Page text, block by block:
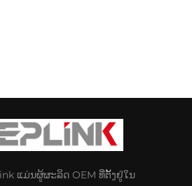
ແມ່ນຜູ້ຜະລິດ OEM ທີ່ຕັ້ງຢູ່ໃນ